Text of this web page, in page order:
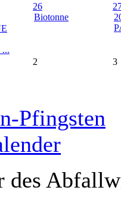
...
26
Biotonne
2 3
Pfingsten
des